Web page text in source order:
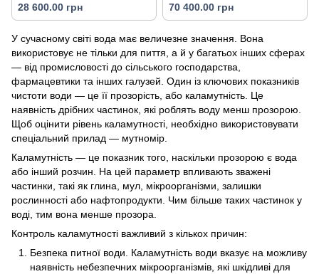
28 600.00 грн 70 400.00 грн
У сучасному світі вода має величезне значення. Вона
використовує не тільки для пиття, а й у багатьох інших сферах
— від промисловості до сільського господарства,
фармацевтики та інших галузей. Один із ключових показників
чистоти води — це її прозорість, або каламутність. Це
наявність дрібних частинок, які роблять воду менш прозорою.
Щоб оцінити рівень каламутності, необхідно використовувати
спеціальний прилад — мутномір.
Каламутність — це показник того, наскільки прозорою є вода
або інший розчин. На цей параметр впливають зважені
частинки, такі як глина, мул, мікроорганізми, залишки
рослинності або нафтопродукти. Чим більше таких частинок у
воді, тим вона менше прозора.
Контроль каламутності важливий з кількох причин:
Безпека питної води. Каламутність води вказує на можливу
наявність небезпечних мікроорганізмів, які шкідливі для